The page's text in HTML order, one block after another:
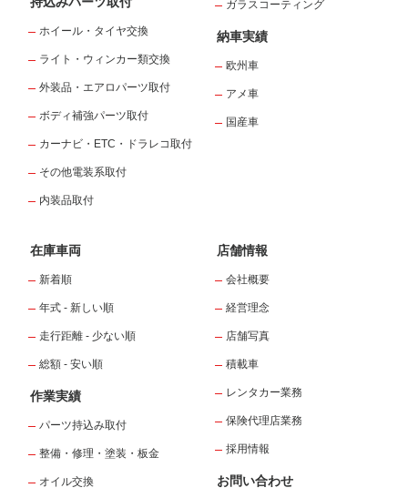
ホイール・タイヤ交換
ライト・ウィンカー類交換
外装品・エアロパーツ取付
ボディ補強パーツ取付
カーナビ・ETC・ドラレコ取付
その他電装系取付
内装品取付
ガラスコーティング
納車実績
欧州車
アメ車
国産車
在庫車両
新着順
年式 - 新しい順
走行距離 - 少ない順
総額 - 安い順
作業実績
パーツ持込み取付
整備・修理・塗装・板金
オイル交換
店舗情報
会社概要
経営理念
店舗写真
積載車
レンタカー業務
保険代理店業務
採用情報
お問い合わせ